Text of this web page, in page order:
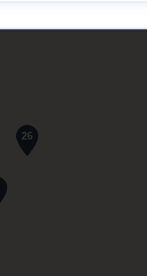
26